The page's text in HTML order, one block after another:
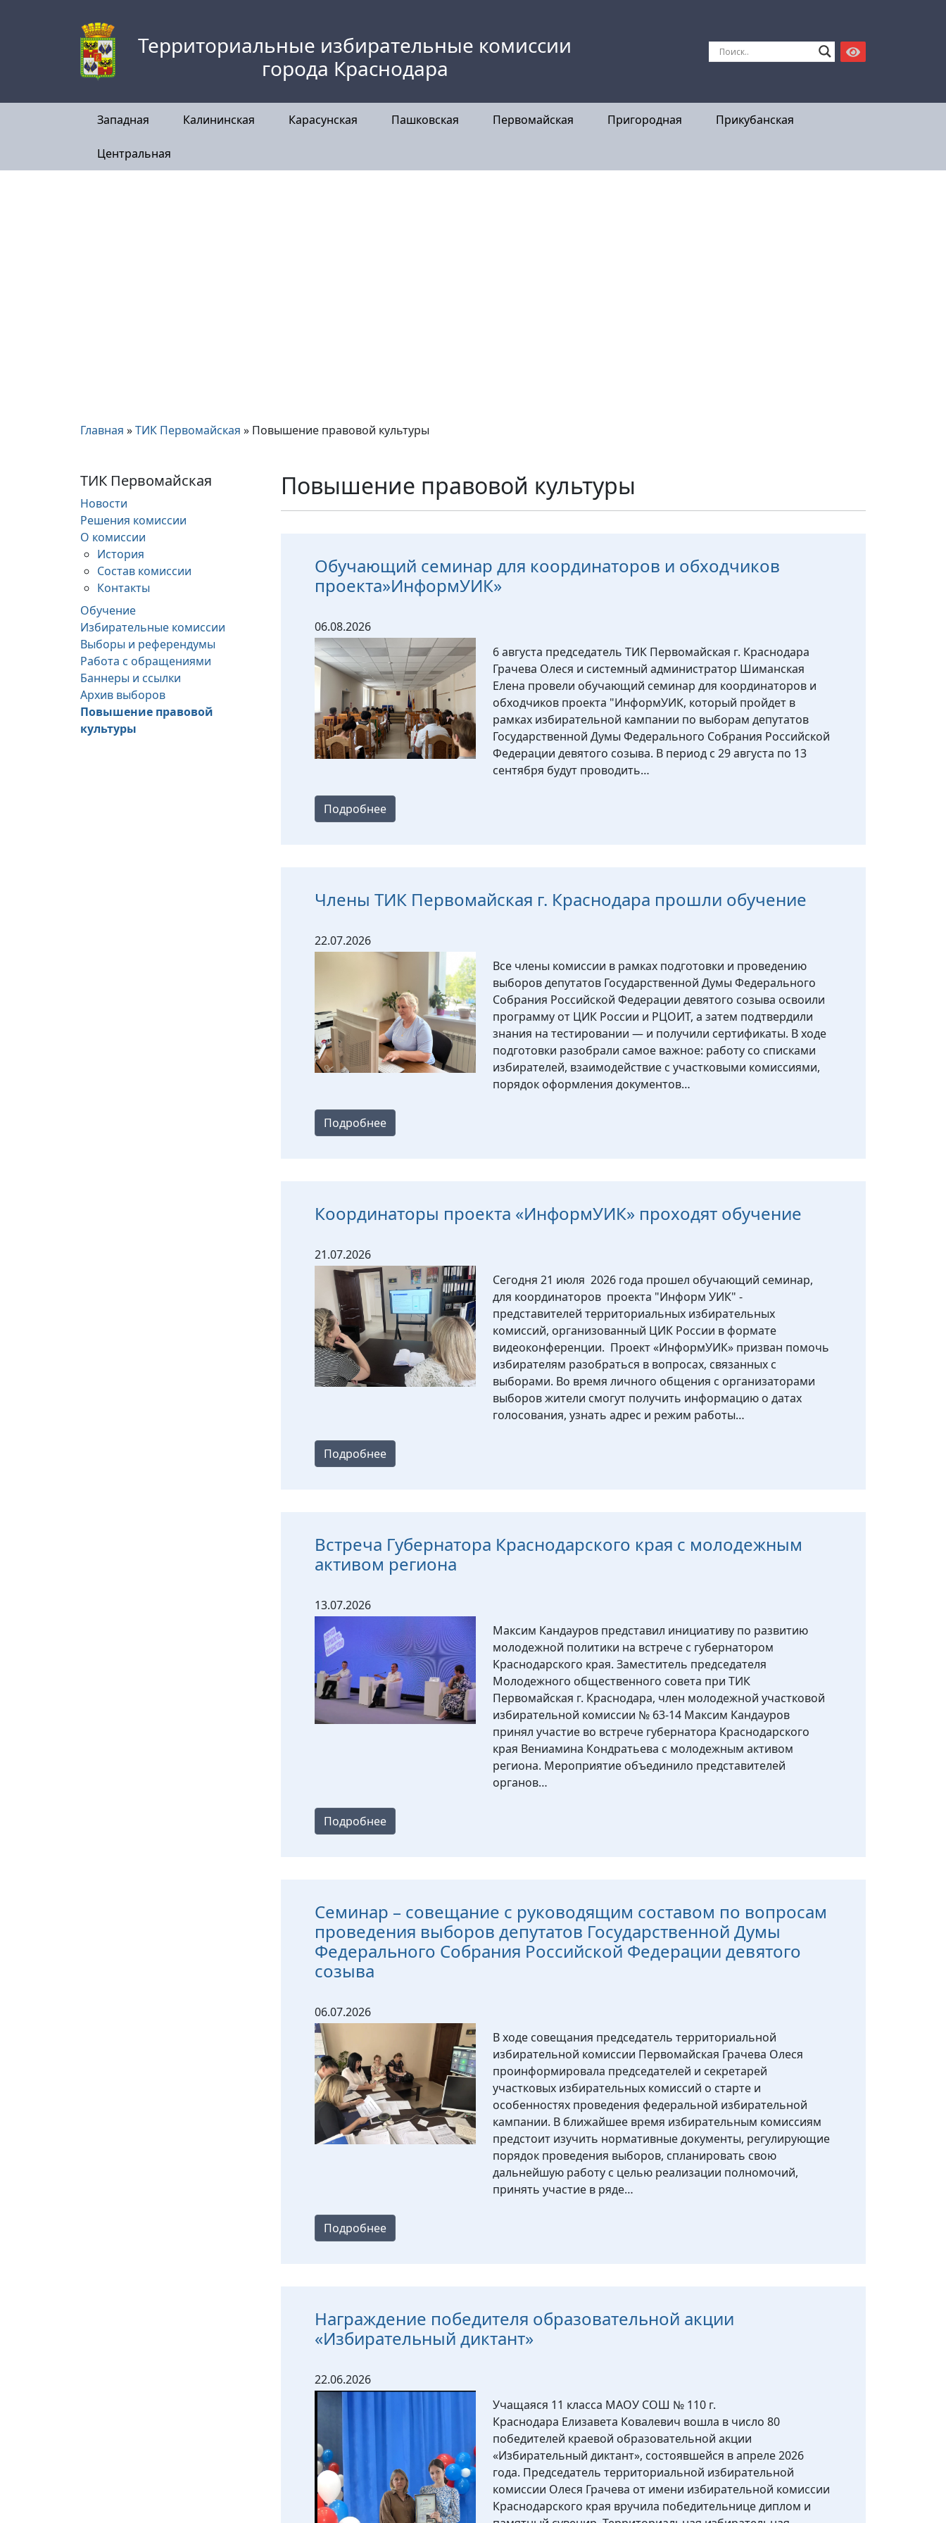
Территориальные избирательные комиссии
города Краснодара
Западная Калининская Карасунская Пашковская Первомайская Пригородная Прикубанская
Центральная
Главная »ТИК Первомайская » Повышение правовой культуры
ТИК Первомайская
Новости
Решения комиссии
О комиссии
История
Состав комиссии
Контакты
Обучение
Избирательные комиссии
Выборы и референдумы
Работа с обращениями
Баннеры и ссылки
Архив выборов
Повышение правовой
культуры
Повышение правовой культуры
Обучающий семинар для координаторов и обходчиков
проекта»ИнформУИК»
06.08.2026
6 августа председатель ТИК Первомайская г. Краснодара
Грачева Олеся и системный администратор Шиманская
Елена провели обучающий семинар для координаторов и
обходчиков проекта "ИнформУИК, который пройдет в
рамках избирательной кампании по выборам депутатов
Государственной Думы Федерального Собрания Российской
Федерации девятого созыва. В период с 29 августа по 13
сентября будут проводить…
Подробнее
Члены ТИК Первомайская г. Краснодара прошли обучение
22.07.2026
Все члены комиссии в рамках подготовки и проведению
выборов депутатов Государственной Думы Федерального
Собрания Российской Федерации девятого созыва освоили
программу от ЦИК России и РЦОИТ, а затем подтвердили
знания на тестировании — и получили сертификаты. В ходе
подготовки разобрали самое важное: работу со списками
избирателей, взаимодействие с участковыми комиссиями,
порядок оформления документов…
Подробнее
Координаторы проекта «ИнформУИК» проходят обучение
21.07.2026
Сегодня 21 июля 2026 года прошел обучающий семинар,
для координаторов проекта "Информ УИК" -
представителей территориальных избирательных
комиссий, организованный ЦИК России в формате
видеоконференции. Проект «ИнформУИК» призван помочь
избирателям разобраться в вопросах, связанных с
выборами. Во время личного общения с организаторами
выборов жители смогут получить информацию о датах
голосования, узнать адрес и режим работы…
Подробнее
Встреча Губернатора Краснодарского края с молодежным
активом региона
13.07.2026
Максим Кандауров представил инициативу по развитию
молодежной политики на встрече с губернатором
Краснодарского края. Заместитель председателя
Молодежного общественного совета при ТИК
Первомайская г. Краснодара, член молодежной участковой
избирательной комиссии № 63-14 Максим Кандауров
принял участие во встрече губернатора Краснодарского
края Вениамина Кондратьева с молодежным активом
региона. Мероприятие объединило представителей
органов…
Подробнее
Семинар – совещание с руководящим составом по вопросам
проведения выборов депутатов Государственной Думы
Федерального Собрания Российской Федерации девятого
созыва
06.07.2026
В ходе совещания председатель территориальной
избирательной комиссии Первомайская Грачева Олеся
проинформировала председателей и секретарей
участковых избирательных комиссий о старте и
особенностях проведения федеральной избирательной
кампании. В ближайшее время избирательным комиссиям
предстоит изучить нормативные документы, регулирующие
порядок проведения выборов, спланировать свою
дальнейшую работу с целью реализации полномочий,
принять участие в ряде…
Подробнее
Награждение победителя образовательной акции
«Избирательный диктант»
22.06.2026
Учащаяся 11 класса МАОУ СОШ № 110 г.
Краснодара Елизавета Ковалевич вошла в число 80
победителей краевой образовательной акции
«Избирательный диктант», состоявшейся в апреле 2026
года. Председатель территориальной избирательной
комиссии Олеся Грачева от имени избирательной комиссии
Краснодарского края вручила победительнице диплом и